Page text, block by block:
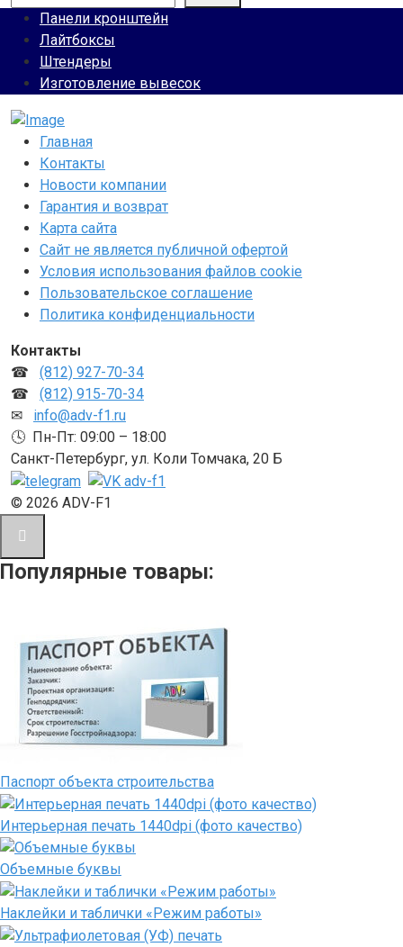
Панели кронштейн
Лайтбоксы
Штендеры
Изготовление вывесок
Главная
Контакты
Новости компании
Гарантия и возврат
Карта сайта
Сайт не является публичной офертой
Условия использования файлов cookie
Пользовательское соглашение
Политика конфиденциальности
Контакты
☎ (812) 927-70-34
☎ (812) 915-70-34
✉ info@adv-f1.ru
🕓 Пн-Пт: 09:00 – 18:00
Санкт-Петербург, ул. Коли Томчака, 20 Б
© 2026 ADV-F1
Популярные товары:
Паспорт объекта строительства
Интерьерная печать 1440dpi (фото качество)
Объемные буквы
Наклейки и таблички «Режим работы»